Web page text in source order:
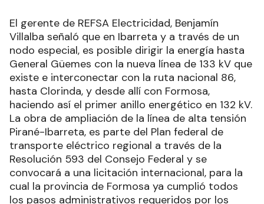
El gerente de REFSA Electricidad, Benjamín
Villalba señaló que en Ibarreta y a través de un
nodo especial, es posible dirigir la energía hasta
General Güemes con la nueva línea de 133 kV que
existe e interconectar con la ruta nacional 86,
hasta Clorinda, y desde allí con Formosa,
haciendo así el primer anillo energético en 132 kV.
La obra de ampliación de la línea de alta tensión
Pirané-Ibarreta, es parte del Plan federal de
transporte eléctrico regional a través de la
Resolución 593 del Consejo Federal y se
convocará a una licitación internacional, para la
cual la provincia de Formosa ya cumplió todos
los pasos administrativos requeridos por los